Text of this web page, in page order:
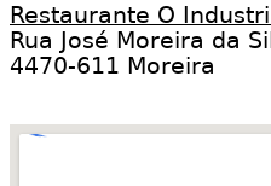
Restaurante O
Rua José Moreira da
4470-611 Moreira